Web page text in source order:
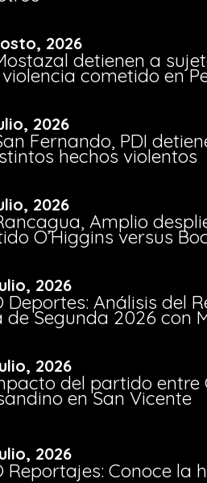
2026
detienen a
cometido en
2026
Fernando, PDI
hechos violentos
2026
Amplio
O’Higgins versus
2026
Deportes: Análisis del
de Segunda 2026 con
2026
del partido entre
en San Vicente
2026
Reportajes: Conoce la